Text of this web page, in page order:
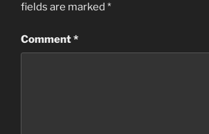
fields are marked *
Comment*